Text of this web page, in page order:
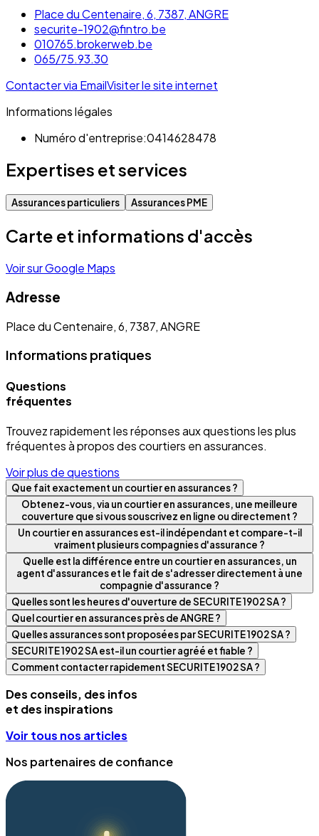
Place du Centenaire, 6, 7387, ANGRE
securite-1902@fintro.be
010765.brokerweb.be
065/75.93.30
Contacter via EmailVisiter le site internet
Informations légales
Numéro d'entreprise:0414628478
Expertises et services
Assurances particuliers Assurances PME
Carte et informations d'accès
Voir sur Google Maps
Adresse
Place du Centenaire, 6, 7387, ANGRE
Informations pratiques
Questions
fréquentes
Trouvez rapidement les réponses aux questions les plus
fréquentes à propos des courtiers en assurances.
Voir plus de questions
Que fait exactement un courtier en assurances ?
Obtenez-vous, via un courtier en assurances, une meilleure
couverture que si vous souscrivez en ligne ou directement ?
Un courtier en assurances est-il indépendant et compare-t-il
vraiment plusieurs compagnies d'assurance ?
Quelle est la différence entre un courtier en assurances, un
agent d'assurances et le fait de s'adresser directement à une
compagnie d'assurance ?
Quelles sont les heures d'ouverture de SECURITE 1902 SA ?
Quel courtier en assurances près de ANGRE ?
Quelles assurances sont proposées par SECURITE 1902 SA ?
SECURITE 1902 SA est-il un courtier agréé et fiable ?
Comment contacter rapidement SECURITE 1902 SA ?
Des conseils, des infos
et des inspirations
Voir tous nos articles
Nos partenaires de confiance